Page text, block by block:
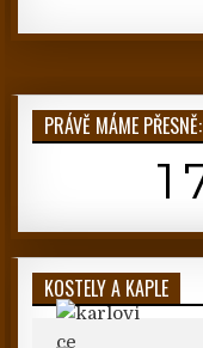
PRÁVĚ MÁME PŘESNĚ:
KOSTELY A KAPLE